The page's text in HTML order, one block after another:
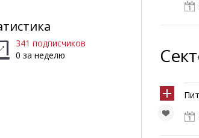
341 подписчиков
0 за неделю